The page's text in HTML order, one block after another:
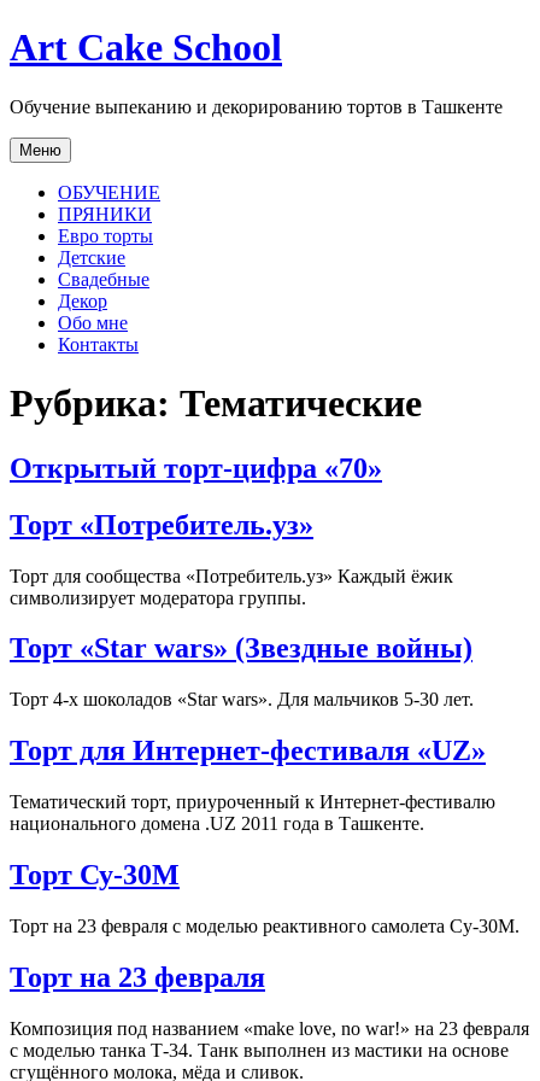
Перейти
к
Art Cake School
Обучение выпеканию и декорированию тортов в Ташкенте
Меню
ОБУЧЕНИЕ
ПРЯНИКИ
Евро торты
Детские
Свадебные
Декор
Обо мне
Контакты
Рубрика: Тематические
Открытый торт-цифра «70»
Торт «Потребитель.уз»
Торт для сообщества «Потребитель.уз» Каждый ёжик
символизирует модератора группы.
Торт «Star wars» (Звездные войны)
Торт 4-х шоколадов «Star wars». Для мальчиков 5-30 лет.
Торт для Интернет-фестиваля «UZ»
Тематический торт, приуроченный к Интернет-фестивалю
национального домена .UZ 2011 года в Ташкенте.
Торт Су-30М
Торт на 23 февраля с моделью реактивного самолета Су-30М.
Торт на 23 февраля
Композиция под названием «make love, no war!» на 23 февраля
с моделью танка Т-34. Танк выполнен из мастики на основе
сгущённого молока, мёда и сливок.